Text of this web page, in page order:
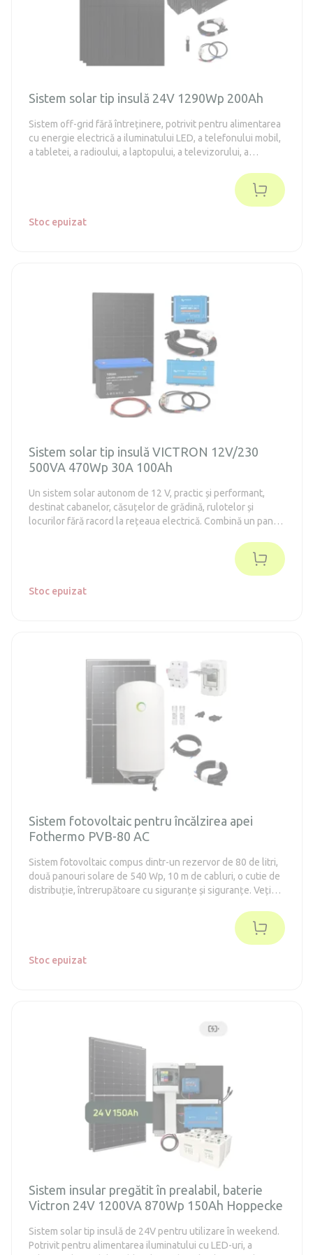
Sistem solar tip insulă 24V 1290Wp 200Ah
Sistem off-grid fără întreținere, potrivit pentru alimentarea
cu energie electrică a iluminatului LED, a telefonului mobil,
a tabletei, a radioului, a laptopului, a televizorului, a
Stoc epuizat
Sistem solar tip insulă VICTRON 12V/230
500VA 470Wp 30A 100Ah
Un sistem solar autonom de 12 V, practic și performant,
destinat cabanelor, căsuțelor de grădină, rulotelor și
locurilor fără racord la rețeaua electrică. Combină un panou
Victron Energy – regulator de încărcare MPPT, baterie
LiFePO4 EPEVER cu o capacitate de 1280 Wh și convertor
de tensiune Victron Energy Phoenix 500 VA pentru
alimentarea aparatelor de 230 V. Este potrivit pentru
Stoc epuizat
Sistem fotovoltaic pentru încălzirea apei
Fothermo PVB-80 AC
Sistem fotovoltaic compus dintr-un rezervor de 80 de litri,
două panouri solare de 540 Wp, 10 m de cabluri, o cutie de
distribuție, întrerupătoare cu siguranțe și siguranțe. Veți
conectarea și punerea în funcțiune a sistemului de încălzire
Stoc epuizat
Sistem insular pregătit în prealabil, baterie
Victron 24V 1200VA 870Wp 150Ah Hoppecke
Sistem solar tip insulă de 24V pentru utilizare în weekend.
Potrivit pentru alimentarea iluminatului cu LED-uri, a